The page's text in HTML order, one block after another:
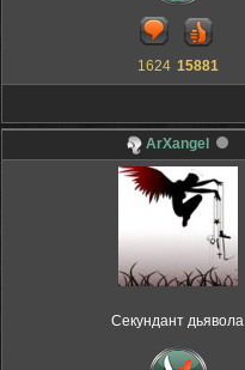
1624 15881
ArXangel
Секундант дьявола